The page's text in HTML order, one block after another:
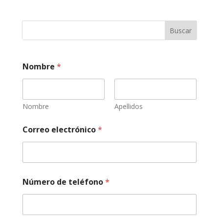
Buscar
Nombre *
Nombre Apellidos
Correo electrónico*
Número de teléfono*